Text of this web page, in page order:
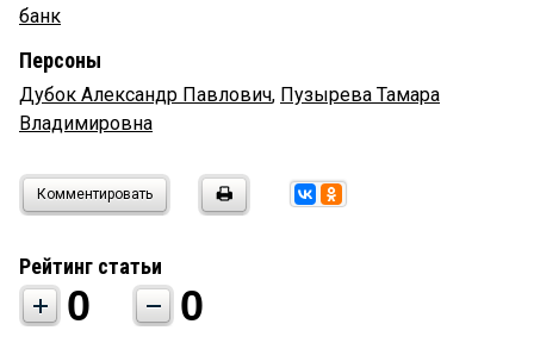
банк
Персоны
Дубок Александр Павлович, Пузырева Тамара
Владимировна
Комментировать
Рейтинг статьи
0 0